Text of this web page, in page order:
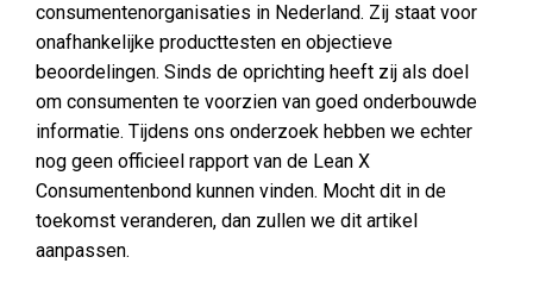
consumentenorganisaties in Nederland. Zij staat voor
onafhankelijke producttesten en objectieve
beoordelingen. Sinds de oprichting heeft zij als doel
om consumenten te voorzien van goed onderbouwde
informatie. Tijdens ons onderzoek hebben we echter
nog geen officieel rapport van de Lean X
Consumentenbond kunnen vinden. Mocht dit in de
toekomst veranderen, dan zullen we dit artikel
aanpassen.